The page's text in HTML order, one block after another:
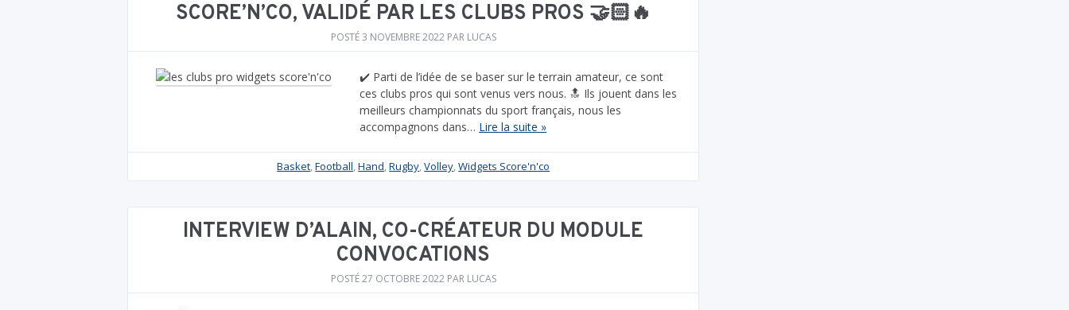
SCORE’N’CO, VALIDÉ PAR LES CLUBS PROS 🤝🏻🔥
POSTÉ3 NOVEMBRE 2022 PAR LUCAS
✔️ Parti de l’idée de se baser sur le terrain amateur, ce sont
ces clubs pros qui sont venus vers nous. 🔝 Ils jouent dans les
meilleurs championnats du sport français, nous les
accompagnons dans… Lire la suite »
Basket,Football,Hand,Rugby,Volley,Widgets Score'n'co
INTERVIEW D’ALAIN, CO-CRÉATEUR DU MODULE
CONVOCATIONS
POSTÉ27 OCTOBRE 2022 PAR LUCAS